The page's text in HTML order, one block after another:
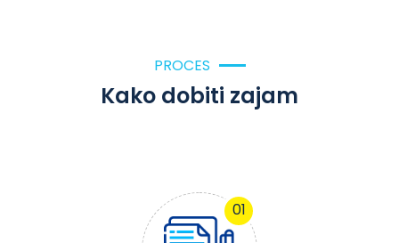
PROCES
Kako dobiti zajam
01